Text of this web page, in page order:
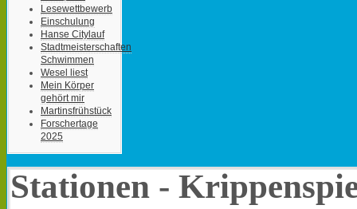
Lesewettbewerb
Einschulung
Hanse Citylauf
Stadtmeisterschaften
Schwimmen
Wesel liest
Mein Körper
gehört mir
Martinsfrühstück
Forschertage
2025
Stationen -